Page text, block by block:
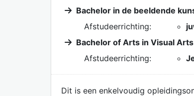
Bachelor in de beeldende
Afstudeerrichting:
Bachelor of Arts in Visual Arts
Afstudeerrichting:
Dit is een enkelvoudig